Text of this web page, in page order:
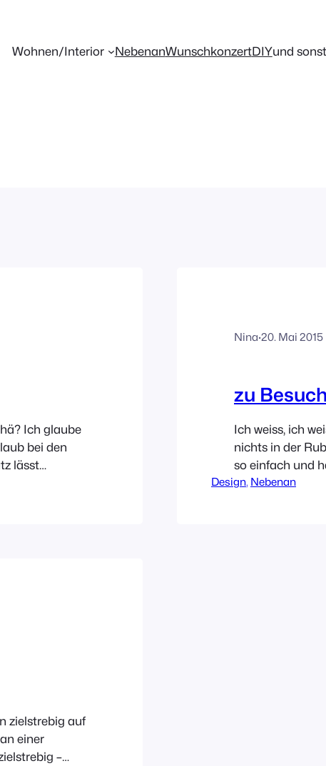
Wohnen/Interior NebenanWunschkonzertDIYund
Ich glaube
bei den
lässt
Nina·20. Mai 2015
zu
Ich weiss, ich
nichts in der
so einfach und
Licht muss
Design, Nebenan
zielstrebig auf
einer
–